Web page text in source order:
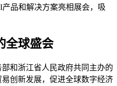
品和解决方案亮相展会，吸
全球盛会
和浙江省人民政府共同主办的
创新发展，促进全球数字经济